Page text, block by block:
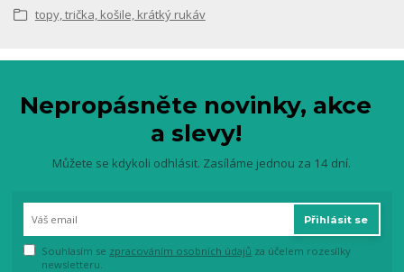
topy, trička, košile, krátký rukáv
Nepropásněte novinky, akce
a slevy!
Můžete se kdykoli odhlásit. Zasíláme jednou za 14 dní.
Přihlásit se
Souhlasím se zpracováním osobních údajů za účelem rozesílky
newsletteru.